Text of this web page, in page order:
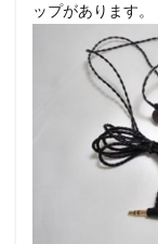
ップがあります。